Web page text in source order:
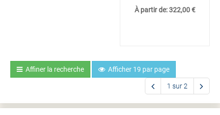
À partir de:322,00 €
Affiner la recherche Afficher 19 par page
1 sur 2